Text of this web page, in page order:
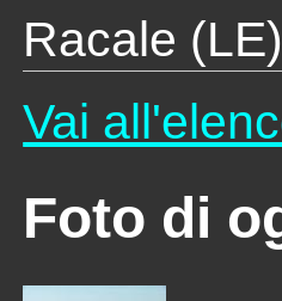
Racale (LE)
Vai
Foto di